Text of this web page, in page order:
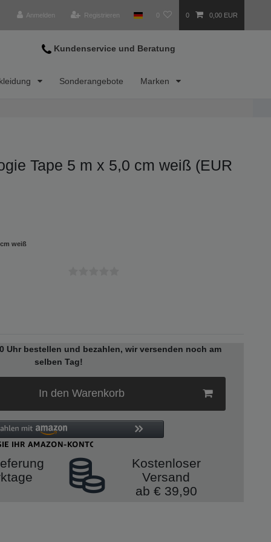
Anmelden Registrieren 0 0 0,00 EUR
Kundenservice und Beratung
Sie
oder
Sonderangebote Marken
Tape 5 m x 5,0 cm weiß (EUR
weiß
Uhr bestellen und bezahlen, wir versenden noch am
selben Tag!
In den Warenkorb
Kostenloser
Versand
ab € 39,90